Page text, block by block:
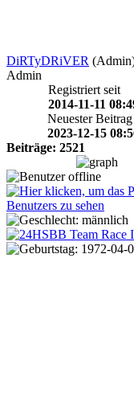
DiRTyDRiVER
Admin
Registriert seit
2014-11-11
Neuester Beitrag
2023-12-15
Beiträge: 2521